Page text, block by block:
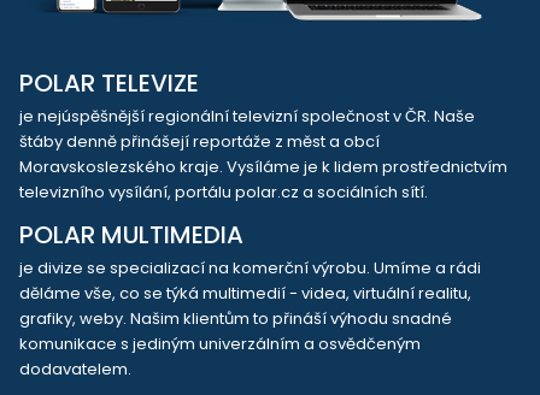
POLAR TELEVIZE
je nejúspěšnější regionální televizní společnost v ČR. Naše
štáby denně přinášejí reportáže z měst a obcí
Moravskoslezského kraje. Vysíláme je k lidem prostřednictvím
televizního vysílání, portálu polar.cz a sociálních sítí.
POLAR MULTIMEDIA
je divize se specializací na komerční výrobu. Umíme a rádi
děláme vše, co se týká multimedií - videa, virtuální realitu,
grafiky, weby. Našim klientům to přináší výhodu snadné
komunikace s jediným univerzálním a osvědčeným
dodavatelem.